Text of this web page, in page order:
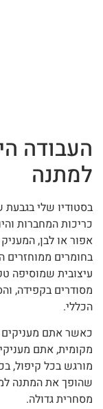
העבודה
למתנה
בסטודיו שלי בגבעת
כריכות המחברות
אפור או לבן,
בחומרים
עיצובית שמוסיפה
מסודרים בקפידה,
הכללי.
כאשר אתם מעניקים
מקומית, אתם
מורגש בכל קיפול,
שהופך את המתנה
מסחרית גדולה.